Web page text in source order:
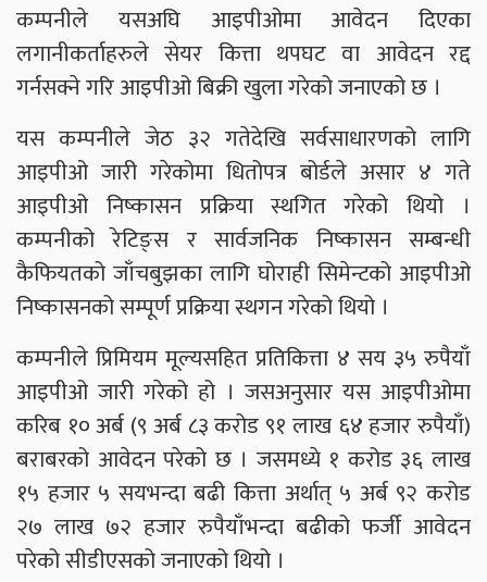
कम्पनीले यसअघि आइपीओमा आवेदन दिएका
लगानीकर्ताहरुले सेयर कित्ता थपघट वा आवेदन रद्द
गर्नसक्ने गरि आइपीओ बिक्री खुला गरेको जनाएको छ ।
यस कम्पनीले जेठ ३२ गतेदेखि सर्वसाधारणको लागि
आइपीओ जारी गरेकोमा धितोपत्र बोर्डले असार ४ गते
आइपीओ निष्कासन प्रक्रिया स्थगित गरेको थियो ।
कम्पनीको रेटिङ्स र सार्वजनिक निष्कासन सम्बन्धी
कैफियतको जाँचबुझका लागि घोराही सिमेन्टको आइपीओ
निष्कासनको सम्पूर्ण प्रक्रिया स्थगन गरेको थियो ।
कम्पनीले प्रिमियम मूल्यसहित प्रतिकित्ता ४ सय ३५ रुपैयाँ
आइपीओ जारी गरेको हो । जसअनुसार यस आइपीओमा
करिब १० अर्ब (९ अर्ब ८३ करोड ९१ लाख ६४ हजार रुपैयाँ)
बराबरको आवेदन परेको छ । जसमध्ये १ करोड ३६ लाख
१५ हजार ५ सयभन्दा बढी कित्ता अर्थात् ५ अर्ब ९२ करोड
२७ लाख ७२ हजार रुपैयाँभन्दा बढीको फर्जी आवेदन
परेको सीडीएसको जनाएको थियो ।